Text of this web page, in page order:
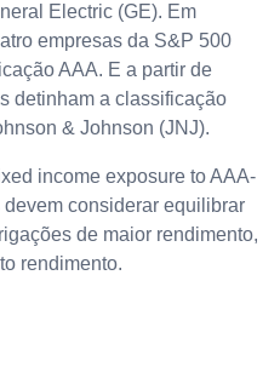
Electric (GE). Em
empresas da S&P 500
AAA. E a partir de
detinham a classificação
& Johnson (JNJ).
income exposure to AAA-
considerar equilibrar
de maior rendimento,
rendimento.